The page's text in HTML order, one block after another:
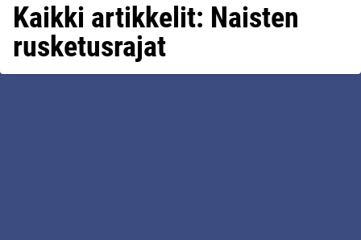
Kaikki artikkelit: Naisten
rusketusrajat